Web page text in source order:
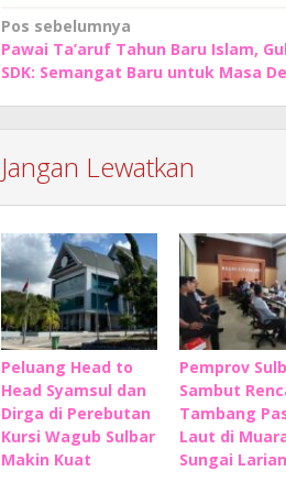
Navigasi
pos
Pos sebelumnya
Pawai Ta’aruf Tahun Baru Islam,
SDK: Semangat Baru untuk Masa
Jangan Lewatkan
Peluang Head to
Head Syamsul dan
Dirga di Perebutan
Kursi Wagub Sulbar
Makin Kuat
Pemprov
Sambut
Tambang
Laut di
Sungai